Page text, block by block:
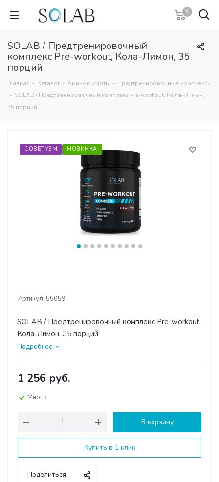
0
SOLAB / Предтренировочный
комплекс Pre-workout, Кола-Лимон, 35
порций
Главная - Каталог - Аминокислоты - Предтренировочные комплексы
- SOLAB / Предтренировочный комплекс Pre-workout, Кола-Лимон,
35 порций
СОВЕТУЕМ НОВИНКА
Артикул: 55059
SOLAB / Предтренировочный комплекс Pre-workout,
Кола-Лимон, 35 порций
Подробнее
1 256 руб.
Много
В корзину
Купить в 1 клик
Поделиться